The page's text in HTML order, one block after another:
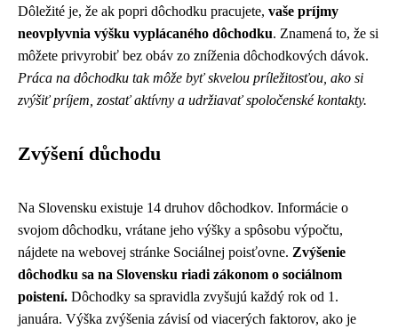
Dôležité je, že ak popri dôchodku pracujete, vaše príjmy
neovplyvnia výšku vyplácaného dôchodku. Znamená to, že si
môžete privyrobiť bez obáv zo zníženia dôchodkových dávok.
Práca na dôchodku tak môže byť skvelou príležitosťou, ako si
zvýšiť príjem, zostať aktívny a udržiavať spoločenské kontakty.
Zvýšení důchodu
Na Slovensku existuje 14 druhov dôchodkov. Informácie o
svojom dôchodku, vrátane jeho výšky a spôsobu výpočtu,
nájdete na webovej stránke Sociálnej poisťovne. Zvýšenie
dôchodku sa na Slovensku riadi zákonom o sociálnom
poistení. Dôchodky sa spravidla zvyšujú každý rok od 1.
januára. Výška zvýšenia závisí od viacerých faktorov, ako je